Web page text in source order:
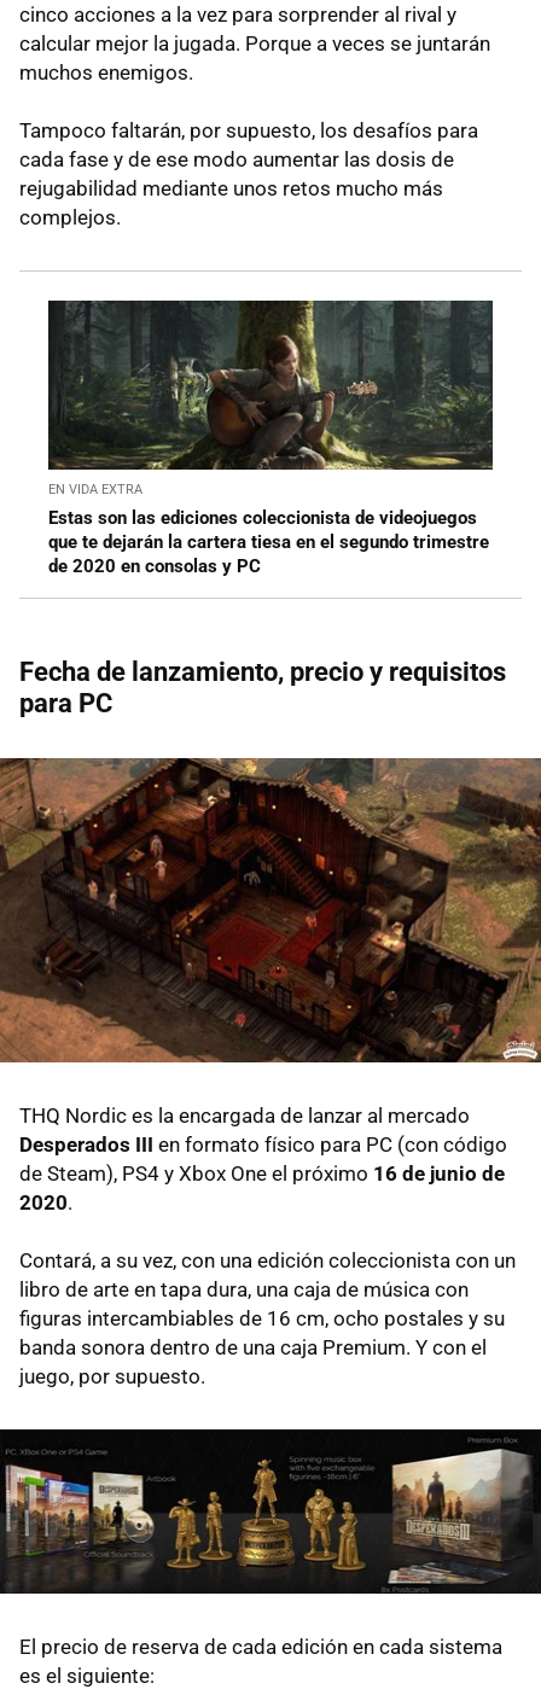
cinco acciones a la vez para sorprender al rival y
calcular mejor la jugada. Porque a veces se juntarán
muchos enemigos.
Tampoco faltarán, por supuesto, los desafíos para
cada fase y de ese modo aumentar las dosis de
rejugabilidad mediante unos retos mucho más
complejos.
EN VIDA EXTRA
Estas son las ediciones coleccionista de videojuegos
que te dejarán la cartera tiesa en el segundo trimestre
de 2020 en consolas y PC
Fecha de lanzamiento, precio y requisitos
para PC
THQ Nordic es la encargada de lanzar al mercado
Desperados III en formato físico para PC (con código
de Steam), PS4 y Xbox One el próximo 16 de junio de
2020.
Contará, a su vez, con una edición coleccionista con un
libro de arte en tapa dura, una caja de música con
figuras intercambiables de 16 cm, ocho postales y su
banda sonora dentro de una caja Premium. Y con el
juego, por supuesto.
El precio de reserva de cada edición en cada sistema
es el siguiente: